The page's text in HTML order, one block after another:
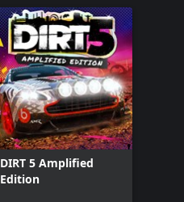
DIRT 5 Amplified
Edition